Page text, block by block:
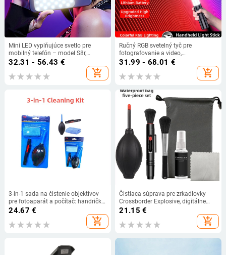
Mini LED vyplňujúce svetlo pre
mobilný telefón – model S8r,
prenosné fotografické osvetlenie s
integrovanou batériou, ručné
použitie, 5V, pod 10W
32.31 - 56.43 €
add_shopping_cart
Ručný RGB svetelný tyč pre
fotografovanie a video,
prenášateľné doplňujúce svetlo do
interiéru, 3 farebné teploty, pod 10W,
Huibei
31.99 - 68.01 €
add_shopping_cart
3-in-1 sada na čistenie objektívov
pre fotoaparát a počítač: handrička
na čistenie objektívov + lens pen +
24.67 €
add_shopping_cart
Čistiaca súprava pre zrkadlovky
Crossborder Explosive, digitálne
čistiace prostriedky, nástroj na
21.15 €
add_shopping_cart